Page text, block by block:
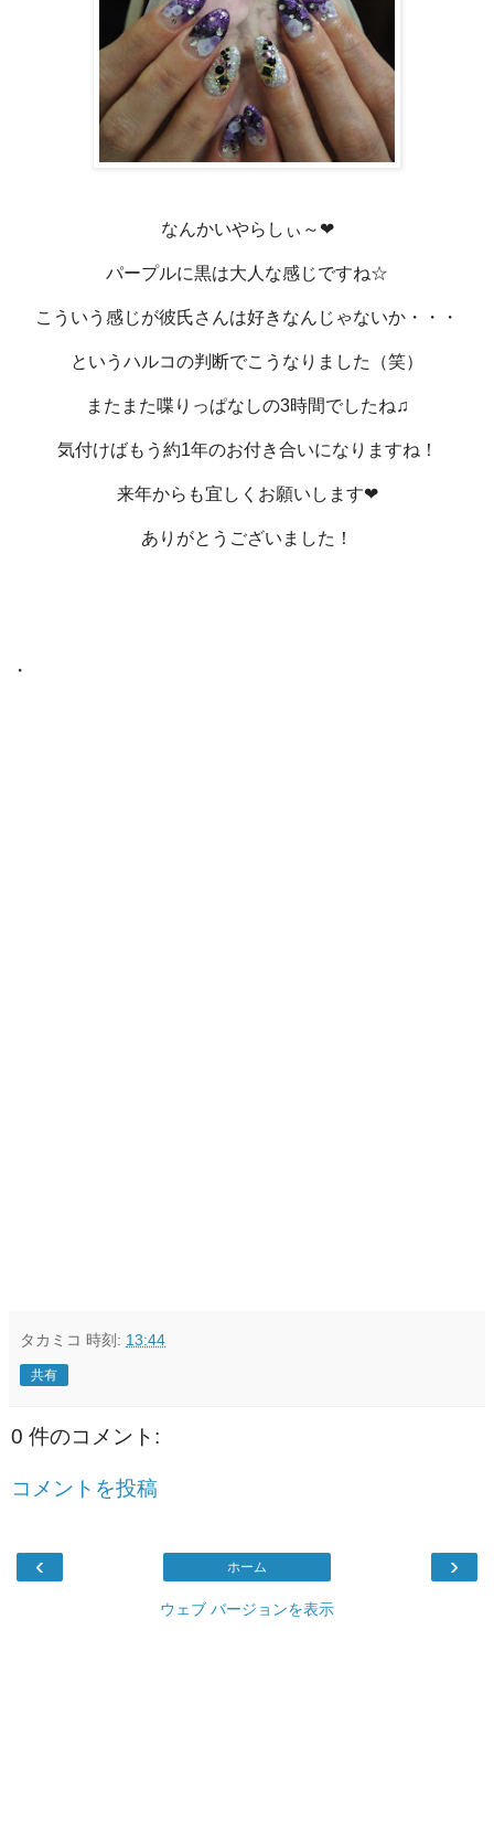
なんかいやらしぃ～❤
パープルに黒は大人な感じですね☆
こういう感じが彼氏さんは好きなんじゃないか・・・
というハルコの判断でこうなりました（笑）
またまた喋りっぱなしの3時間でしたね♫
気付けばもう約1年のお付き合いになりますね！
来年からも宜しくお願いします❤
ありがとうございました！
・
タカミコ 時刻: 13:44
共有
0 件のコメント:
コメントを投稿
‹ ›
ホーム
ウェブ バージョンを表示